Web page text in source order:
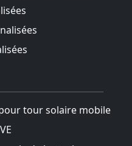
tour solaire mobile